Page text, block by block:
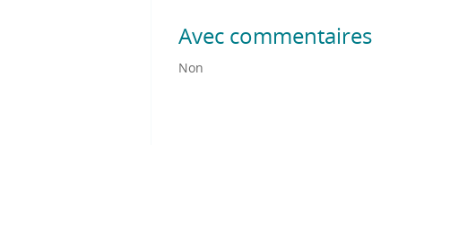
Avec commentaires
Non